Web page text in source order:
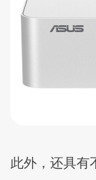
此外，还具有